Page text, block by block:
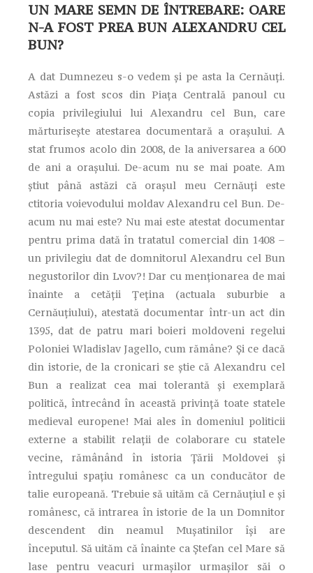
UN MARE SEMN DE ÎNTREBARE: OARE
N-A FOST PREA BUN ALEXANDRU CEL
BUN?
A dat Dumnezeu s-o vedem și pe asta la Cernăuți.
Astăzi a fost scos din Piața Centrală panoul cu
copia privilegiului lui Alexandru cel Bun, care
mărturisește atestarea documentară a orașului. A
stat frumos acolo din 2008, de la aniversarea a 600
de ani a orașului. De-acum nu se mai poate. Am
știut până astăzi că orașul meu Cernăuți este
ctitoria voievodului moldav Alexandru cel Bun. De-
acum nu mai este? Nu mai este atestat documentar
pentru prima dată în tratatul comercial din 1408 –
un privilegiu dat de domnitorul Alexandru cel Bun
negustorilor din Lvov?! Dar cu menționarea de mai
înainte a cetății Țețina (actuala suburbie a
Cernăuțiului), atestată documentar într-un act din
1395, dat de patru mari boieri moldoveni regelui
Poloniei Wladislav Jagello, cum rămâne? Și ce dacă
din istorie, de la cronicari se știe că Alexandru cel
Bun a realizat cea mai tolerantă și exemplară
politică, întrecând în această privință toate statele
medieval europene! Mai ales în domeniul politicii
externe a stabilit relații de colaborare cu statele
vecine, rămânând în istoria Țării Moldovei și
întregului spațiu românesc ca un conducător de
talie europeană. Trebuie să uităm că Cernăuțiul e și
românesc, că intrarea în istorie de la un Domnitor
descendent din neamul Mușatinilor își are
începutul. Să uităm că înainte ca Ștefan cel Mare să
lase pentru veacuri urmașilor urmașilor săi o